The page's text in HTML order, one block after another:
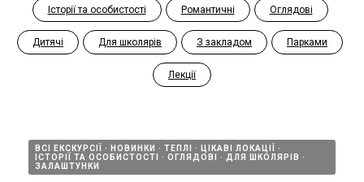
Історії та особистості Романтичні Оглядові
Дитячі Для школярів З закладом Парками
Лекції
ВСІ ЕКСКУРСІЇ НОВИНКИ ТЕПЛІ
ЦІКАВІ ЛОКАЦІЇ
ІСТОРІЇ ТА ОСОБИСТОСТІ
ОГЛЯДОВІ
ДЛЯ ШКОЛЯРІВ
ЗАЛАШТУНКИ